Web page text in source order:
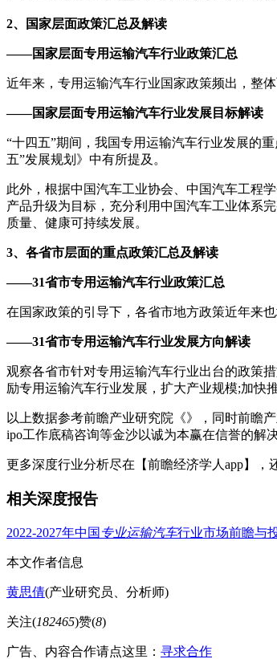
2、国家层面政策汇总及解读
——国家层面专用运输汽车行业政策汇总
近年来，专用运输汽车行业国家政策频出，整
——国家层面专用运输汽车行业发展目标解读
“十四五”期间，我国专用运输汽车行业发展的
五”发展规划》中有所提及。
此外，根据中国汽车工业协会、中国汽车工程
产品升级为目标，充分利用中国汽车工业体系
质量、健康可持续发展。
3、各省市层面的重点政策汇总及解读
——31省市专用运输汽车行业政策汇总
在国家政策的引导下，各省市地方政策近年来
——31省市专用运输汽车行业发展方向解读
观察各省市针对专用运输汽车行业出台的政策
励专用运输汽车行业发展，扩大产业规模;加快
以上数据参考前瞻产业研究院《》，同时前瞻
ipo工作底稿咨询等金沙以诚为本赢在信誉的解决
更多深度行业分析尽在【前瞻经济学人app】，
相关深度报告
2022-2027年中国 专业运输汽车行业市场前瞻与
本文作者信息
黄思倩(产业研究员、分析师)
关注(182465)赞(8)
广告、内容合作请点这里： 寻求合作